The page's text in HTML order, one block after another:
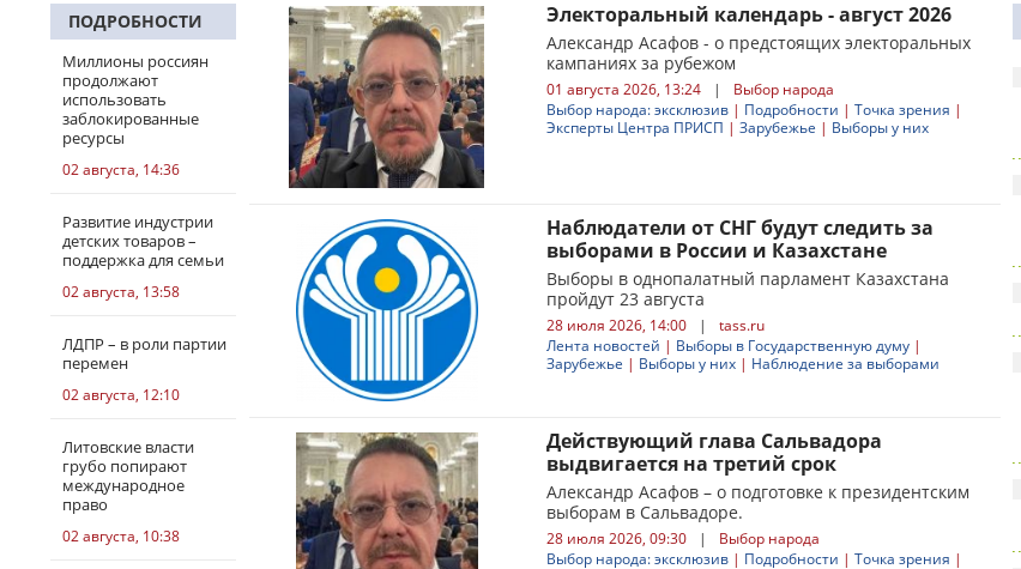
ПОДРОБНОСТИ
Миллионы россиян
продолжают
использовать
заблокированные
ресурсы
02 августа, 14:36
Развитие индустрии
детских товаров –
поддержка для семьи
02 августа, 13:58
ЛДПР – в роли партии
перемен
02 августа, 12:10
Литовские власти
грубо попирают
международное
право
02 августа, 10:38
Электоральный календарь - август 2026
Александр Асафов - о предстоящих электоральных
кампаниях за рубежом
01 августа 2026, 13:24 |
Выбор народа
Выбор народа: эксклюзив | Подробности | Точка зрения |
Эксперты Центра ПРИСП | Зарубежье | Выборы у них
Наблюдатели от СНГ будут следить за
выборами в России и Казахстане
Выборы в однопалатный парламент Казахстана
пройдут 23 августа
28 июля 2026, 14:00 |
tass.ru
Лента новостей | Выборы в Государственную думу |
Зарубежье | Выборы у них | Наблюдение за выборами
Действующий глава Сальвадора
выдвигается на третий срок
Александр Асафов – о подготовке к президентским
выборам в Сальвадоре.
28 июля 2026, 09:30 |
Выбор народа
Выбор народа: эксклюзив | Подробности | Точка зрения |